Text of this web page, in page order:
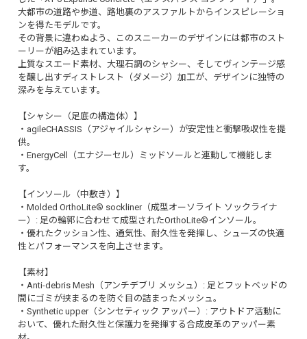
大都市の道路や歩道、路地裏のアスファルトからインスピレーショ
ンを得たモデルです。
その背景に違わぬよう、このスニーカーのデザインには都市のスト
ーリーが組み込まれています。
上質なスエード素材、大理石調のシャシー、そしてヴィンテージ感
を醸し出すディストレスト（ダメージ）加工が、デザインに独特の
深みを与えています。
【シャシー（足底の構造体）】
・agileCHASSIS（アジャイルシャシー）が安定性と衝撃吸収性を提
供。
・EnergyCell（エナジーセル）ミッドソールと連動して機能しま
す。
【インソール（中敷き）】
・Molded OrthoLite® sockliner（成型オーソライト ソックライナ
ー）: 足の輪郭に合わせて成型されたOrthoLite®インソール。
・優れたクッション性、通気性、耐久性を発揮し、シューズの快適
性とパフォーマンスを向上させます。
【素材】
・Anti-debris Mesh（アンチデブリ メッシュ）: 足とフットベッドの
間にゴミが挟まるのを防ぐ目の詰まったメッシュ。
・Synthetic upper（シンセティック アッパー）: アウトドア活動に
おいて、優れた耐久性と保護力を発揮する合成皮革のアッパー素